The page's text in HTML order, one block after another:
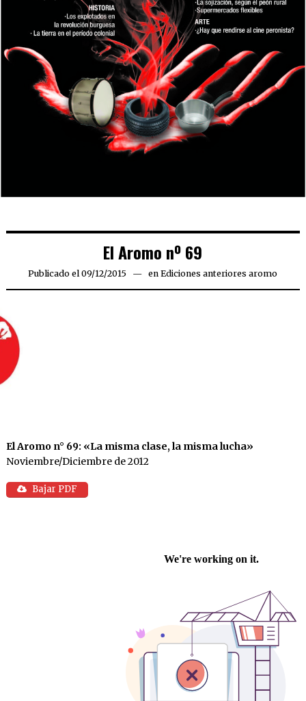
El Aromo nº 69
Publicado el 09/12/2015 22/01/2016
en Ediciones anteriores aromo
El Aromo n° 69: «La misma clase, la misma lucha»
Noviembre/Diciembre de 2012
Bajar PDF